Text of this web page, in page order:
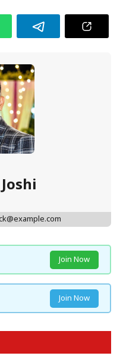
Join Now
Join Now